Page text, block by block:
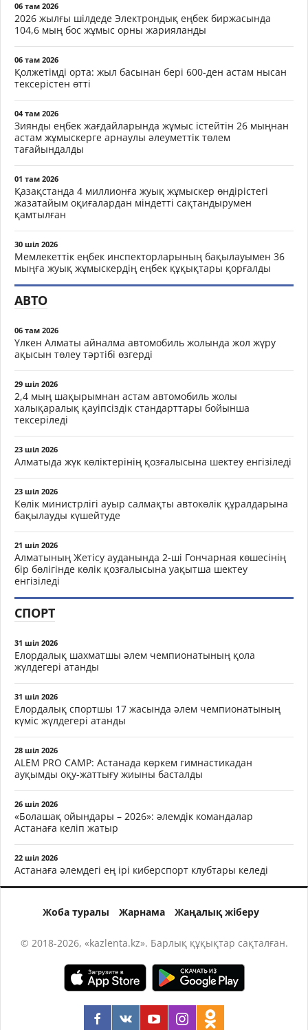
06 там 2026
2026 жылғы шілдеде Электрондық еңбек биржасында
104,6 мың бос жұмыс орны жарияланды
06 там 2026
Қолжетімді орта: жыл басынан бері 600-ден астам нысан
тексерістен өтті
04 там 2026
Зиянды еңбек жағдайларында жұмыс істейтін 26 мыңнан
астам жұмыскерге арнаулы әлеуметтік төлем
тағайындалды
01 там 2026
Қазақстанда 4 миллионға жуық жұмыскер өндірістегі
жазатайым оқиғалардан міндетті сақтандырумен
қамтылған
30 шіл 2026
Мемлекеттік еңбек инспекторларының бақылауымен 36
мыңға жуық жұмыскердің еңбек құқықтары қорғалды
АВТО
06 там 2026
Үлкен Алматы айналма автомобиль жолында жол жүру
ақысын төлеу тәртібі өзгерді
29 шіл 2026
2,4 мың шақырымнан астам автомобиль жолы
халықаралық қауіпсіздік стандарттары бойынша
тексеріледі
23 шіл 2026
Алматыда жүк көліктерінің қозғалысына шектеу енгізіледі
23 шіл 2026
Көлік министрлігі ауыр салмақты автокөлік құралдарына
бақылауды күшейтуде
21 шіл 2026
Алматының Жетісу ауданында 2-ші Гончарная көшесінің
бір бөлігінде көлік қозғалысына уақытша шектеу
енгізіледі
СПОРТ
31 шіл 2026
Елордалық шахматшы әлем чемпионатының қола
жүлдегері атанды
31 шіл 2026
Елордалық спортшы 17 жасында әлем чемпионатының
күміс жүлдегері атанды
28 шіл 2026
ALEM PRO CAMP: Астанада көркем гимнастикадан
ауқымды оқу-жаттығу жиыны басталды
26 шіл 2026
«Болашақ ойындары – 2026»: әлемдік командалар
Астанаға келіп жатыр
22 шіл 2026
Астанаға әлемдегі ең ірі киберспорт клубтары келеді
Жоба туралы Жарнама Жаңалық жіберу
© 2018-2026, «kazlenta.kz». Барлық құқықтар сақталған.